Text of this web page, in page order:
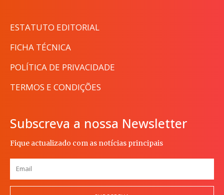
ESTATUTO EDITORIAL
FICHA TÉCNICA
POLÍTICA DE PRIVACIDADE
TERMOS E CONDIÇÕES
Subscreva a nossa Newsletter
Fique actualizado com as notícias principais